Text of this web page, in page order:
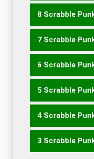
STRAFT
8 Scrabble
RAFTS STRAF
7 Scrabble
FAST RAFT
6 Scrabble
FAS
5 Scrabble
START
4 Scrabble
RAST RATS
3 Scrabble